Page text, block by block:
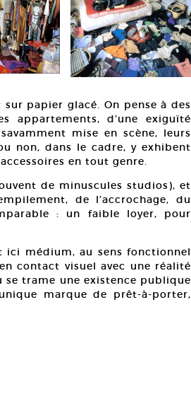
papier glacé. On pense à des
appartements, d’une exiguïté
mise en scène, leurs
non, dans le cadre, y exhibent
en tout genre.
de minuscules studios), et
de l’accrochage, du
: un faible loyer, pour
ici médium, au sens fonctionnel
contact visuel avec une réalité
se trame une existence publique
marque de prêt-à-porter,